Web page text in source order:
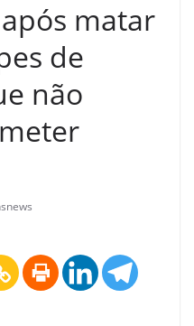
matar
de
não